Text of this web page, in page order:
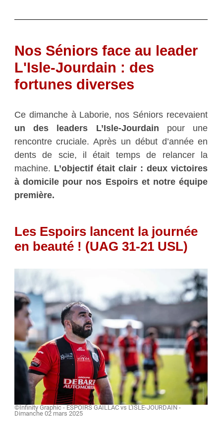
Nos Séniors face au leader
L'Isle-Jourdain : des
fortunes diverses
Ce dimanche à Laborie, nos Séniors recevaient
un des leaders L’Isle-Jourdain pour une
rencontre cruciale. Après un début d’année en
dents de scie, il était temps de relancer la
machine. L’objectif était clair : deux victoires
à domicile pour nos Espoirs et notre équipe
première.
Les Espoirs lancent la journée
en beauté ! (UAG 31-21 USL)
©Infinity Graphic - ESPOIRS GAILLAC vs L'ISLE-JOURDAIN -
Dimanche 02 mars 2025